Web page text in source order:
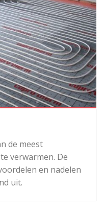
de meest
verwarmen. De
en nadelen
uit.